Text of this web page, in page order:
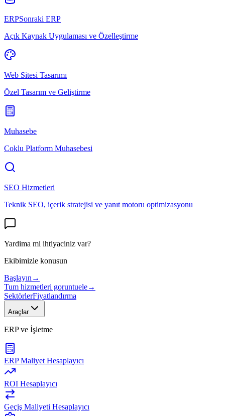
ERPSonraki ERP
Açık Kaynak Uygulaması ve Özelleştirme
Web Sitesi Tasarımı
Özel Tasarım ve Geliştirme
Muhasebe
Coklu Platform Muhasebesi
SEO Hizmetleri
Teknik SEO, içerik stratejisi ve yanıt motoru optimizasyonu
Yardima mi ihtiyaciniz var?
Ekibimizle konusun
Başlayın →
Tum hizmetleri goruntuele→
SektörlerFiyatlandırma
Araçlar
ERP ve İşletme
ERP Maliyet Hesaplayıcı
ROI Hesaplayıcı
Geçiş Maliyeti Hesaplayıcı